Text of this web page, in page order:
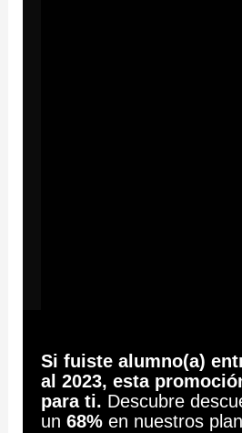
Si fuiste alumno(a)
al 2023, esta
para ti. Descubre
un 68%en nuestros